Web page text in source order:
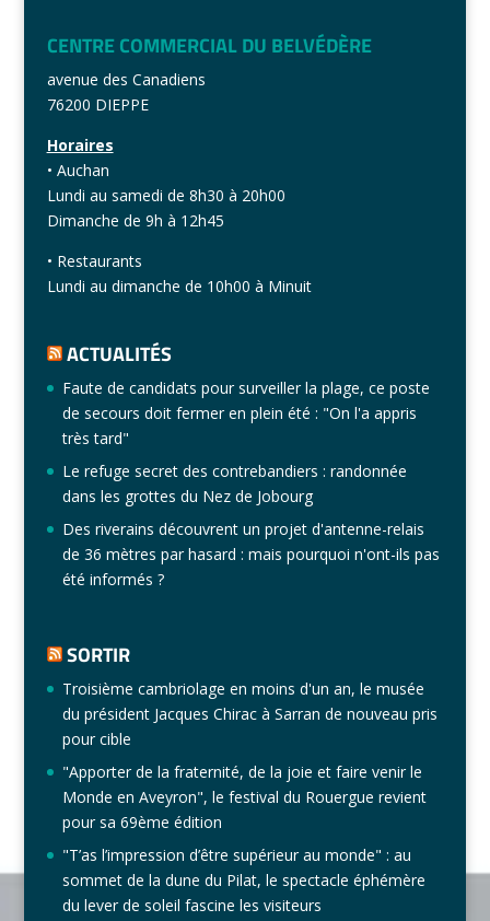
CENTRE COMMERCIAL DU BELVÉDÈRE
avenue des Canadiens
76200 DIEPPE
Horaires
• Auchan
Lundi au samedi de 8h30 à 20h00
Dimanche de 9h à 12h45
• Restaurants
Lundi au dimanche de 10h00 à Minuit
ACTUALITÉS
Faute de candidats pour surveiller la plage, ce poste
de secours doit fermer en plein été : "On l'a appris
très tard"
Le refuge secret des contrebandiers : randonnée
dans les grottes du Nez de Jobourg
Des riverains découvrent un projet d'antenne-relais
de 36 mètres par hasard : mais pourquoi n'ont-ils pas
été informés ?
SORTIR
Troisième cambriolage en moins d'un an, le musée
du président Jacques Chirac à Sarran de nouveau pris
pour cible
"Apporter de la fraternité, de la joie et faire venir le
Monde en Aveyron", le festival du Rouergue revient
pour sa 69ème édition
"T’as l’impression d’être supérieur au monde" : au
sommet de la dune du Pilat, le spectacle éphémère
du lever de soleil fascine les visiteurs